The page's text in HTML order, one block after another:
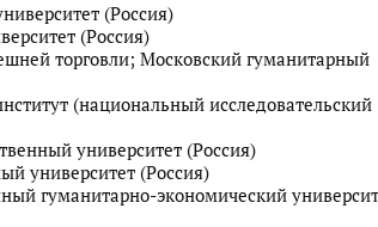
(Россия)
(Россия)
торговли; Московский гуманитарный
(национальный исследовательский
университет (Россия)
университет (Россия)
гуманитарно-экономический